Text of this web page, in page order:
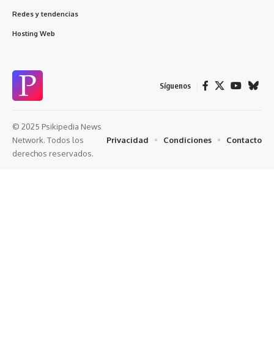
Redes y tendencias
Hosting Web
Síguenos
© 2025 Psikipedia News
Network. Todos los
derechos reservados.
Privacidad Condiciones Contacto